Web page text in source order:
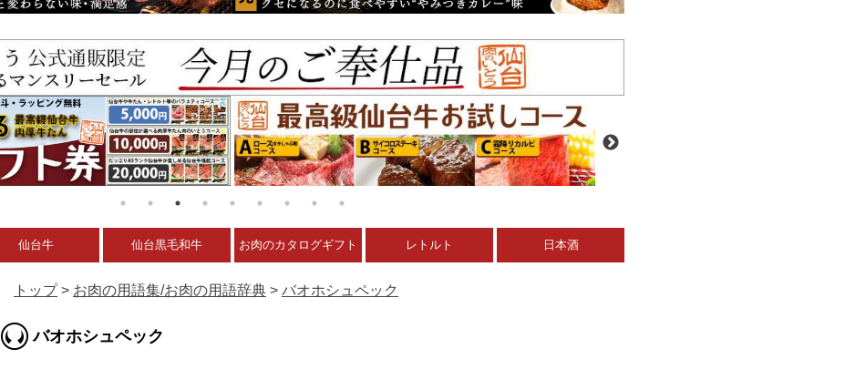
仙台牛 仙台黒毛和牛 お肉のカタログギフト レトルト 日本酒
トップ> お肉の用語集/お肉の用語辞典 > バオホシュペック
バオホシュペック